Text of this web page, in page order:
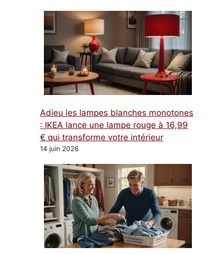
Adieu les lampes blanches monotones
: IKEA lance une lampe rouge à 16,99
€ qui transforme votre intérieur
14 juin 2026